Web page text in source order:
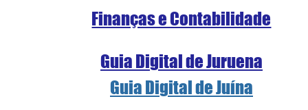
Finanças e Contabilidade
Guia Digital de Juruena
Guia Digital de Juína